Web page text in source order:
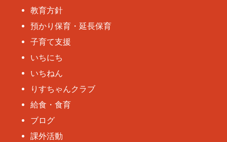
教育方針
預かり保育・延長保育
子育て支援
いちにち
いちねん
りすちゃんクラブ
給食・食育
ブログ
課外活動